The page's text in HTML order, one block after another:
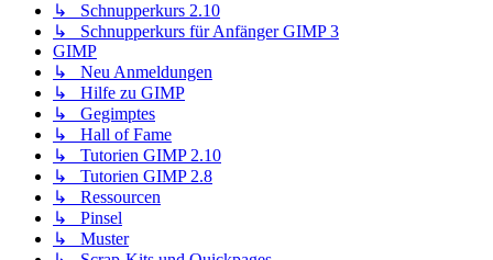
↳ Schnupperkurs 2.10
↳ Schnupperkurs für Anfänger GIMP 3
GIMP
↳ Neu Anmeldungen
↳ Hilfe zu GIMP
↳ Gegimptes
↳ Hall of Fame
↳ Tutorien GIMP 2.10
↳ Tutorien GIMP 2.8
↳ Ressourcen
↳ Pinsel
↳ Muster